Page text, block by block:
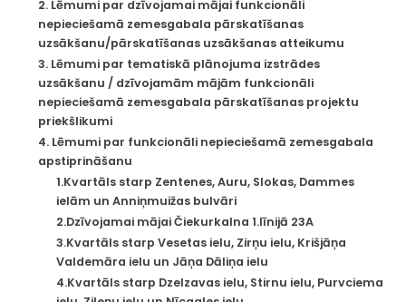
2. Lēmumi par dzīvojamai mājai funkcionāli
nepieciešamā zemesgabala pārskatīšanas
uzsākšanu/pārskatīšanas uzsākšanas atteikumu
3. Lēmumi par tematiskā plānojuma izstrādes
uzsākšanu / dzīvojamām mājām funkcionāli
nepieciešamā zemesgabala pārskatīšanas projektu
priekšlikumi
4. Lēmumi par funkcionāli nepieciešamā zemesgabala
apstiprināšanu
1.Kvartāls starp Zentenes, Auru, Slokas, Dammes
ielām un Anniņmuižas bulvāri
2.Dzīvojamai mājai Čiekurkalna 1.līnijā 23A
3.Kvartāls starp Vesetas ielu, Zirņu ielu, Krišjāņa
Valdemāra ielu un Jāņa Dāliņa ielu
4.Kvartāls starp Dzelzavas ielu, Stirnu ielu, Purvciema